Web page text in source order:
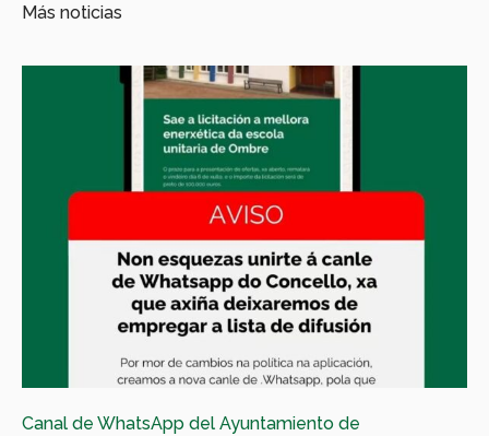
Más noticias
Canal de WhatsApp del Ayuntamiento de